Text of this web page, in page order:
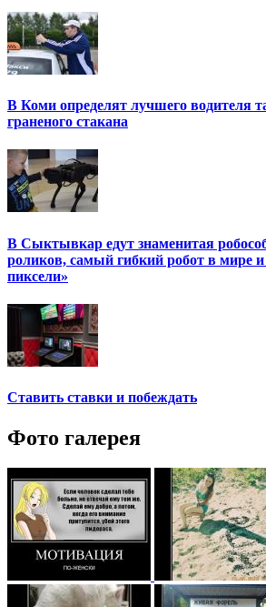
В Коми определят лучшего водителя
граненого стакана
В Сыктывкар едут знаменитая
роликов, самый гибкий робот в мире
пиксели»
Ставить ставки и побеждать
Фото галерея